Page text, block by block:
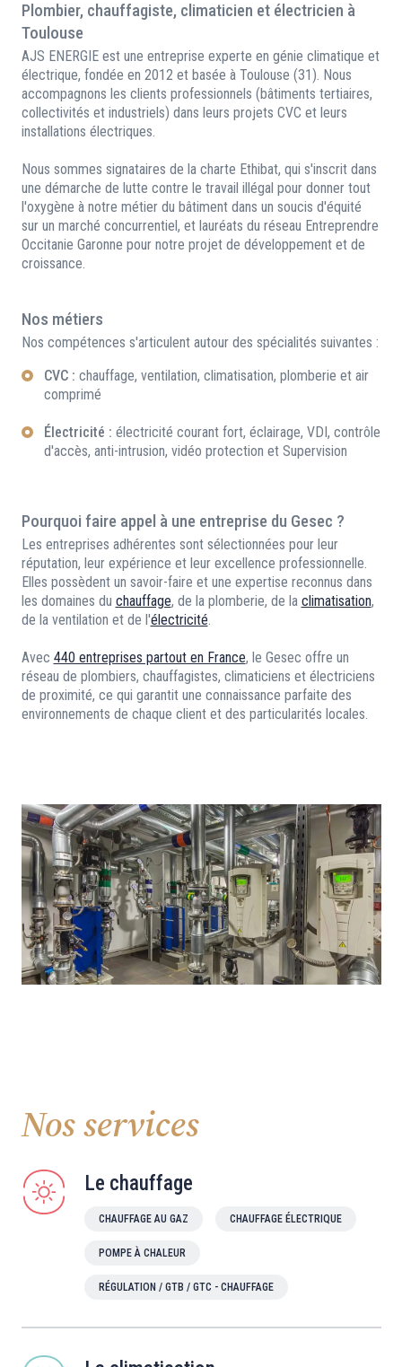
Plombier, chauffagiste, climaticien et électricien à
Toulouse
AJS ENERGIE est une entreprise experte en génie climatique et
électrique, fondée en 2012 et basée à Toulouse (31). Nous
accompagnons les clients professionnels (bâtiments tertiaires,
collectivités et industriels) dans leurs projets CVC et leurs
installations électriques.
Nous sommes signataires de la charte Ethibat, qui s'inscrit dans
une démarche de lutte contre le travail illégal pour donner tout
l'oxygène à notre métier du bâtiment dans un soucis d'équité
sur un marché concurrentiel, et lauréats du réseau Entreprendre
Occitanie Garonne pour notre projet de développement et de
croissance.
Nos métiers
Nos compétences s'articulent autour des spécialités suivantes :
CVC : chauffage, ventilation, climatisation, plomberie et air
comprimé
Électricité : électricité courant fort, éclairage, VDI, contrôle
d'accès, anti-intrusion, vidéo protection et Supervision
Pourquoi faire appel à une entreprise du Gesec ?
Les entreprises adhérentes sont sélectionnées pour leur
réputation, leur expérience et leur excellence professionnelle.
Elles possèdent un savoir-faire et une expertise reconnus dans
les domaines du chauffage, de la plomberie, de la climatisation,
de la ventilation et de l'électricité.
Avec 440 entreprises partout en France, le Gesec offre un
réseau de plombiers, chauffagistes, climaticiens et électriciens
de proximité, ce qui garantit une connaissance parfaite des
environnements de chaque client et des particularités locales.
Nos services
Le chauffage
CHAUFFAGE AU GAZ CHAUFFAGE ÉLECTRIQUE
POMPE À CHALEUR
RÉGULATION / GTB / GTC - CHAUFFAGE